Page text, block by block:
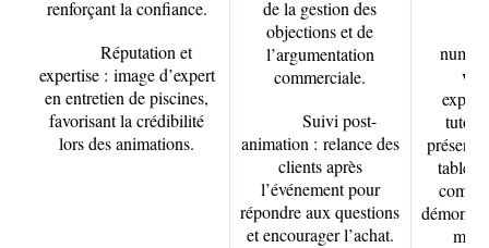
renforçant la confiance.
Réputation et
expertise : image d’expert
en entretien de piscines,
favorisant la crédibilité
lors des animations.
de la gestion des
objections et de
l’argumentation
commerciale.
Suivi post-
animation : relance des
clients après
l’événement pour
répondre aux questions
et encourager l’achat.